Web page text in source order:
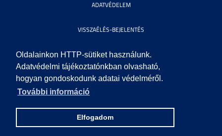
Oldalainkon HTTP-sütiket használunk.
Adatvédelmi tájékoztatónkban olvasható,
hogyan gondoskodunk adatai védelméről.
További információ
Elfogadom
ADATVÉDELEM
VISSZAÉLÉS-BEJELENTÉS
KÖZÉRDEKŰ ADATOK
IMPRESSZUM